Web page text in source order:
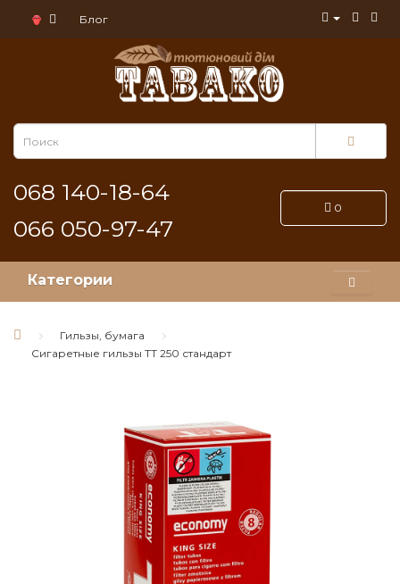
Блог
068 140-18-64
066 050-97-47
0
Категории
Гильзы, бумага
Сигаретные гильзы ТТ 250 стандарт